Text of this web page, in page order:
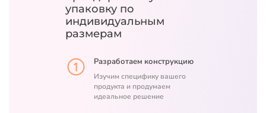
упаковку по
индивидуальным
размерам
Разработаем конструкцию
Изучим специфику вашего
продукта и продумаем
идеальное решение